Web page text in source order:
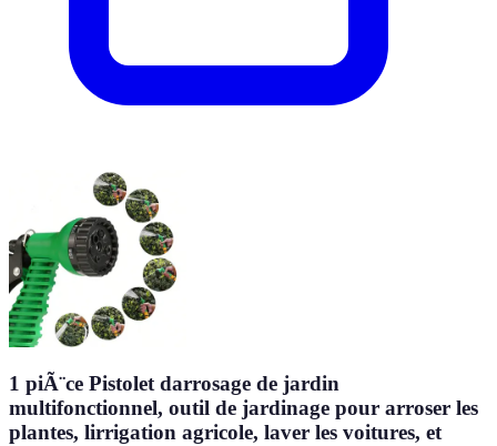
1 piÃ¨ce Pistolet darrosage de jardin
multifonctionnel, outil de jardinage pour arroser les
plantes, lirrigation agricole, laver les voitures, et